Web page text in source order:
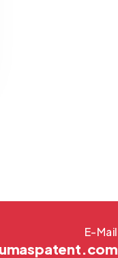
E-Mail